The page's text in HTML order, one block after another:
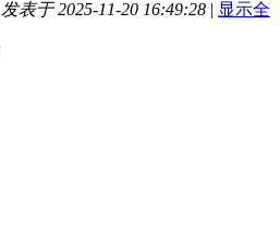
发表于 2025-11-20 16:49:28 | 显示全